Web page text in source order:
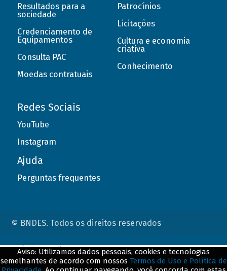
Resultados para a
sociedade
Credenciamento de
Equipamentos
Consulta PAC
Moedas contratuais
Patrocínios
Licitações
Cultura e economia
criativa
Conhecimento
Redes Sociais
YouTube
Instagram
Ajuda
Perguntas frequentes
© BNDES. Todos os direitos reservados
Aviso: Utilizamos dados pessoais, cookies e tecnologias
semelhantes de acordo com nossos Termos de Uso e Política de
ConteÃºdo complementar
${title}${badge}